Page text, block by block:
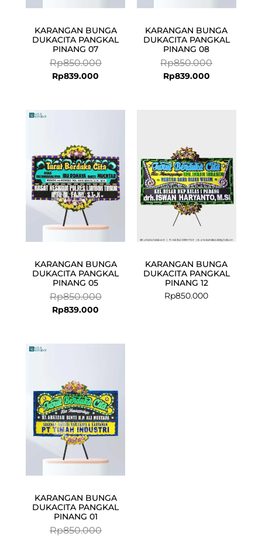
KARANGAN BUNGA
DUKACITA PANGKAL
PINANG 07
Rp850.000
Rp839.000
KARANGAN BUNGA
DUKACITA PANGKAL
PINANG 08
Rp850.000
Rp839.000
KARANGAN BUNGA
DUKACITA PANGKAL
PINANG 05
Rp850.000
Rp839.000
KARANGAN BUNGA
DUKACITA PANGKAL
PINANG 12
Rp850.000
KARANGAN BUNGA
DUKACITA PANGKAL
PINANG 01
Rp850.000